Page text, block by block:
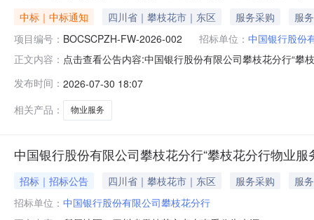
中标｜中标通知 四川省｜攀枝花市｜东区 服务采购
服务
项目编号： BOCSCPZH-FW-2026-002 招标单位： 中国银行股份
正文内容： 点击查看公告内容:中国银行股份有限公司攀枝花分行“攀
发布时间： 2026-07-30 18:07
相关产品：
物业服务
中国银行股份有限公司攀枝花分行“攀枝花分行物业服
招标｜招标公告 四川省｜攀枝花市｜东区 服务采购
服务
招标单位： 中国银行股份有限公司攀枝花分行